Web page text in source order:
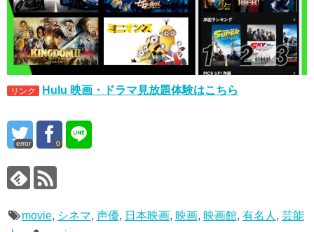
リンク Hulu 映画・ドラマ見放題体験はこちら
error 0
movie, シネマ, 声優, 日本映画, 映画, 映画館, 有名人 , 芸能